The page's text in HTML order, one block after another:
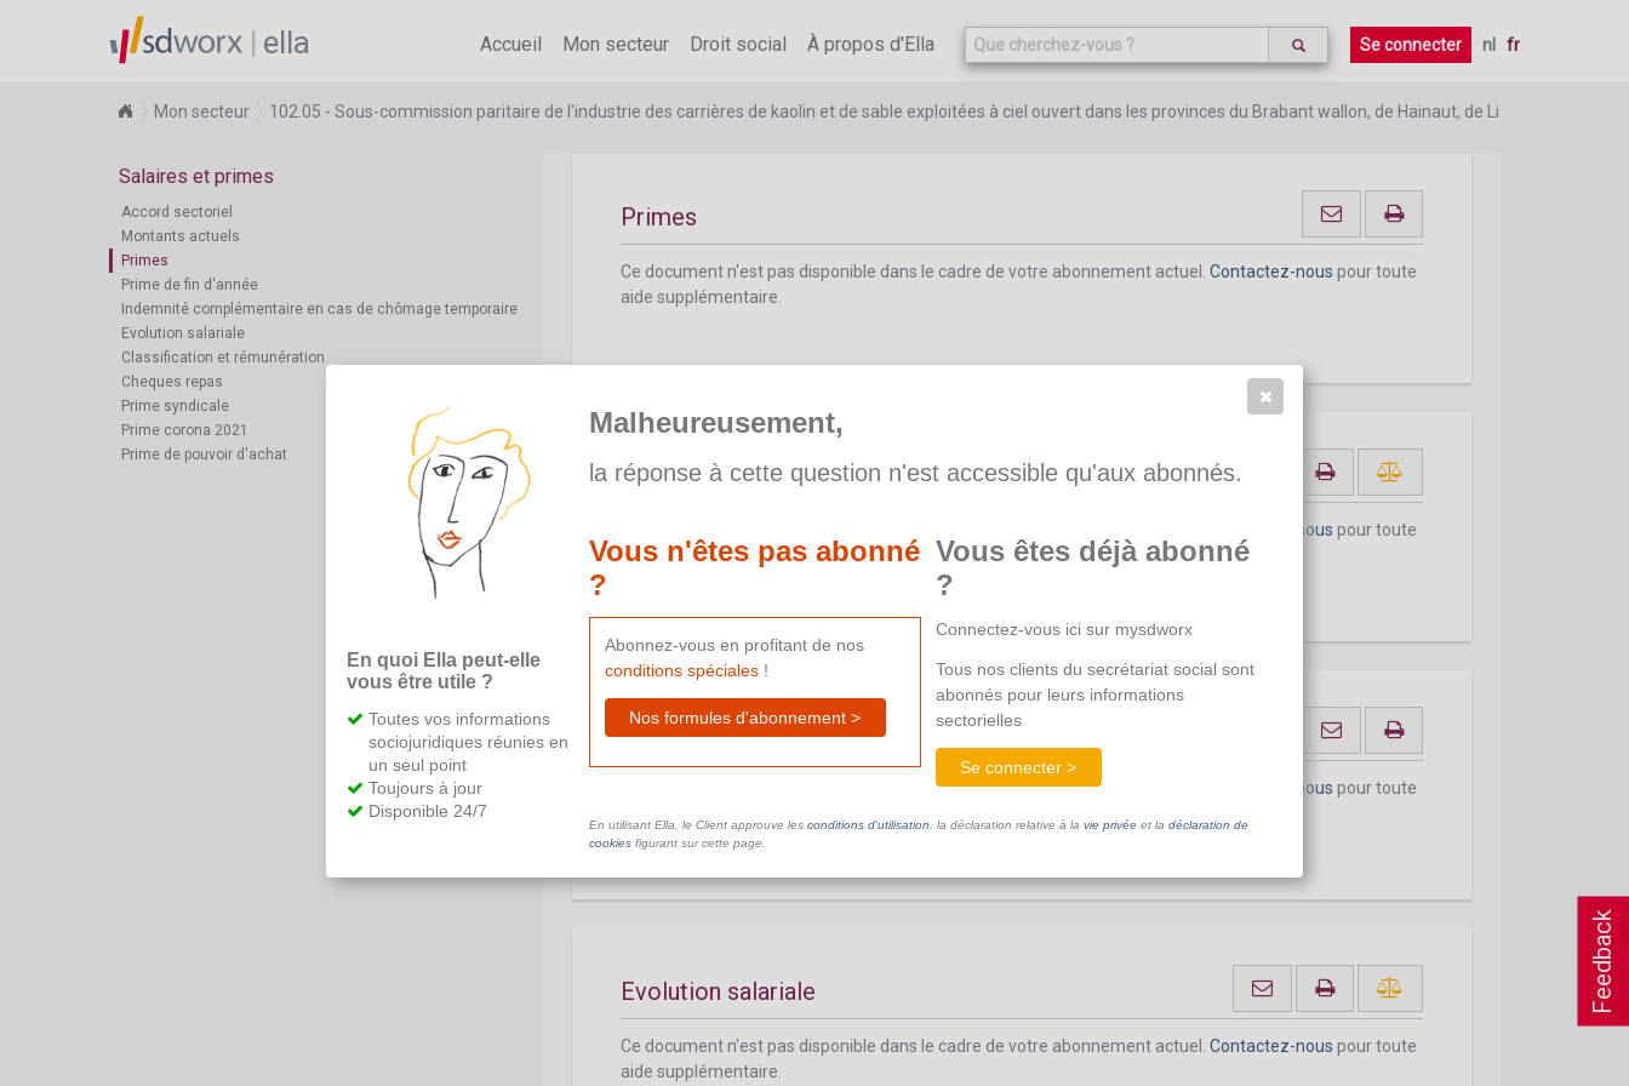
Feedback
ella Accueil Mon secteur Droit social À propos d'Ella Se connecter nl fr
Mon secteur 102.05 - Sous-commission paritaire de l'industrie des carrières de kaolin et de sable exploitées à ciel ouvert dans les provinces du Brabant wallon, de Hainaut, de Liège, de
Salaires et primes
Accord sectoriel
Montants actuels
Primes
Prime de fin d'année
Indemnité complémentaire en cas de chômage temporaire
Evolution salariale
Classification et rémunération
Cheques repas
Prime syndicale
Prime corona 2021
Prime de pouvoir d'achat
aide supplémentaire.
Primes
Ce document n'est pas disponible dans le cadre de votre abonnement actuel. Contactez-nous pour toute
aide supplémentaire.
Prime de fin d'année
Contactez-nous pour toute
aide supplémentaire.
Indemnité complémentaire en cas de chômage temporaire
Ce document n'est pas disponible dans le cadre de votre abonnement actuel. Contactez-nous pour toute
Evolution salariale
Ce document n'est pas disponible dans le cadre de votre abonnement actuel. Contactez-nous pour toute
aide supplémentaire.
En quoi Ella peut-elle
vous être utile ?
Toutes vos informations
sociojuridiques réunies en
un seul point
Toujours à jour
Disponible 24/7
Malheureusement,
la réponse à cette question n'est accessible qu'aux abonnés.
Vous n'êtes pas abonné
?
Abonnez-vous en profitant de nos
conditions spéciales!
Nos formules d'abonnement >
Vous êtes déjà abonné
?
Connectez-vous ici sur mysdworx
Tous nos clients du secrétariat social sont
abonnés pour leurs informations
sectorielles
Se connecter >
En utilisant Ella, le Client approuve les conditions d’utilisation , la déclaration relative à la vie privéeet la déclaration de
cookiesfigurant sur cette page.